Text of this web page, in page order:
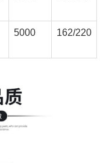
5000 162/220